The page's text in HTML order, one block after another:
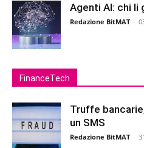
Agenti AI: chi li
Redazione BitMAT -
FinanceTech
Truffe
un SMS
Redazione BitMAT -